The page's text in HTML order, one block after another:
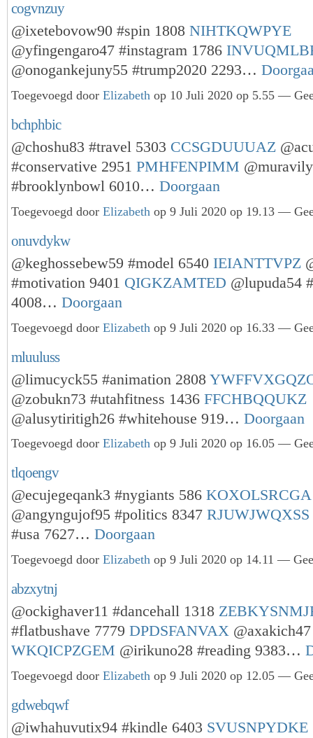
cogvnzuy
@ixetebovow90 #spin 1808 NIHTKQWPYE
@yfingengaro47 #instagram 1786
@onogankejuny55 #trump2020 2293…
Toegevoegd door Elizabeth op 10 Juli 2020 op 5.55 —
bchphbic
@choshu83 #travel 5303 CCSGDUUUAZ
#conservative 2951 PMHFENPIMM
#brooklynbowl 6010… Doorgaan
Toegevoegd door Elizabeth op 9 Juli 2020 op 19.13 —
onuvdykw
@keghossebew59 #model 6540 IEIANTTVPZ
#motivation 9401 QIGKZAMTED @lupuda54
4008… Doorgaan
Toegevoegd door Elizabeth op 9 Juli 2020 op 16.33 —
mluuluss
@limucyck55 #animation 2808
@zobukn73 #utahfitness 1436 FFCHBQQUKZ
@alusytiritigh26 #whitehouse 919… Doorgaan
Toegevoegd door Elizabeth op 9 Juli 2020 op 16.05 —
tlqoengv
@ecujegeqank3 #nygiants 586 KOXOLSRCGA
@angyngujof95 #politics 8347 RJUWJWQXSS
#usa 7627… Doorgaan
Toegevoegd door Elizabeth op 9 Juli 2020 op 14.11 —
abzxytnj
@ockighaver11 #dancehall 1318
#flatbushave 7779 DPDSFANVAX
WKQICPZGEM @irikuno28 #reading 9383…
Toegevoegd door Elizabeth op 9 Juli 2020 op 12.05 —
gdwebqwf
@iwhahuvutix94 #kindle 6403 SVUSNPYDKE